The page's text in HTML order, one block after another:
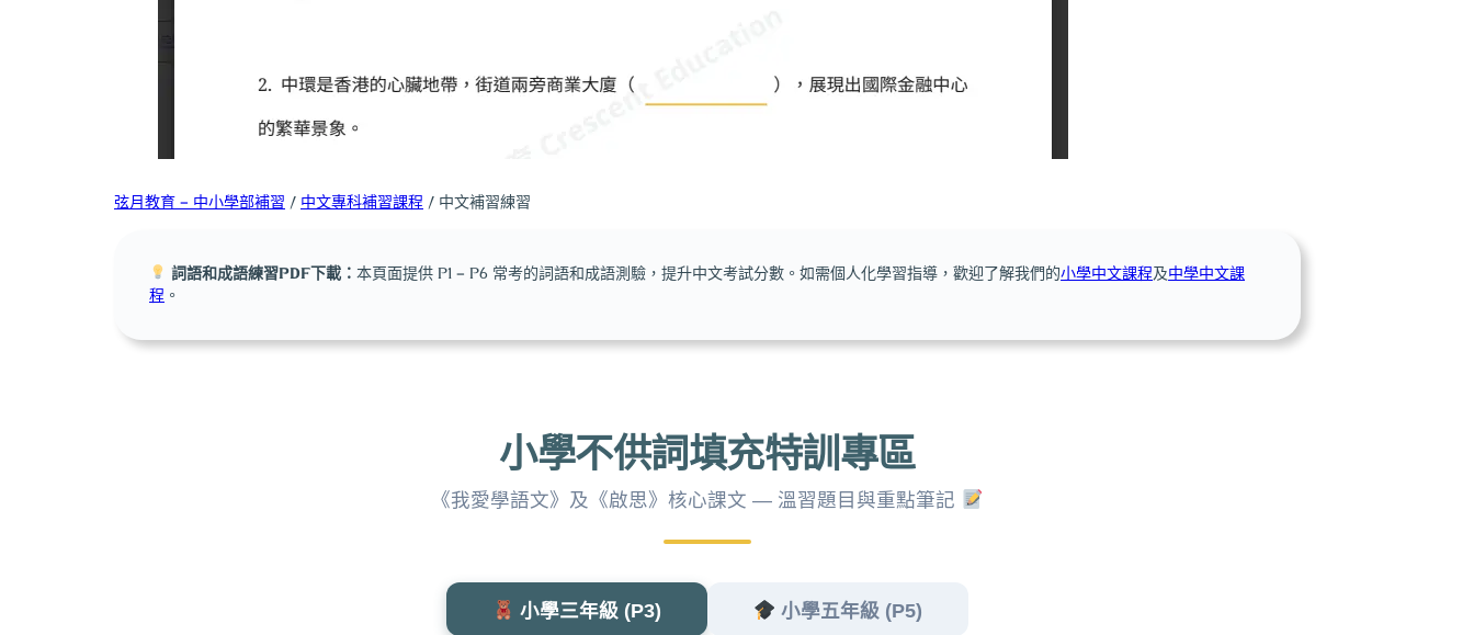
弦月教育 – 中小學部補習 / 中文專科補習課程 / 中文補習練習
詞語和成語練習PDF下載：本頁面提供 P1 – P6 常考的詞語和成語測驗，提升中文考試分數。如需個人化學習指導，歡迎了解我們的小學中文課程 及中學中文課
程 。
小學不供詞填充特訓專區
《我愛學語文》及《啟思》核心課文 — 溫習題目與重點筆記
小學三年級 (P3) 小學五年級 (P5)